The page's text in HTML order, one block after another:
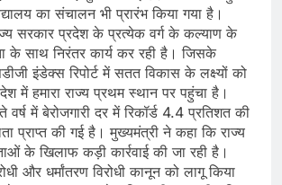
का संचालन भी प्रारंभ किया गया है।
सरकार प्रदेश के प्रत्येक वर्ग के कल्याण के
के साथ निरंतर कार्य कर रही है। जिसके
इंडेक्स रिपोर्ट में सतत विकास के लक्ष्यों को
में हमारा राज्य प्रथम स्थान पर पहुंचा है।
वर्ष में बेरोजगारी दर में रिकॉर्ड 4.4 प्रतिशत की
प्राप्त की गई है। मुख्यमंत्री ने कहा कि राज्य
के खिलाफ कड़ी कार्रवाई की जा रही है।
और धर्मांतरण विरोधी कानून को लागू किया